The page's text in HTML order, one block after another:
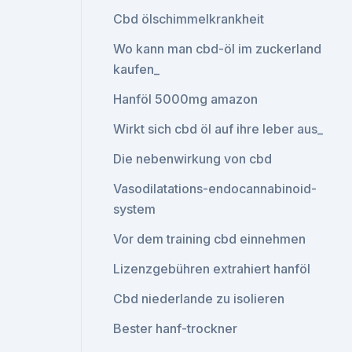
Cbd ölschimmelkrankheit
Wo kann man cbd-öl im zuckerland
kaufen_
Hanföl 5000mg amazon
Wirkt sich cbd öl auf ihre leber aus_
Die nebenwirkung von cbd
Vasodilatations-endocannabinoid-
system
Vor dem training cbd einnehmen
Lizenzgebühren extrahiert hanföl
Cbd niederlande zu isolieren
Bester hanf-trockner